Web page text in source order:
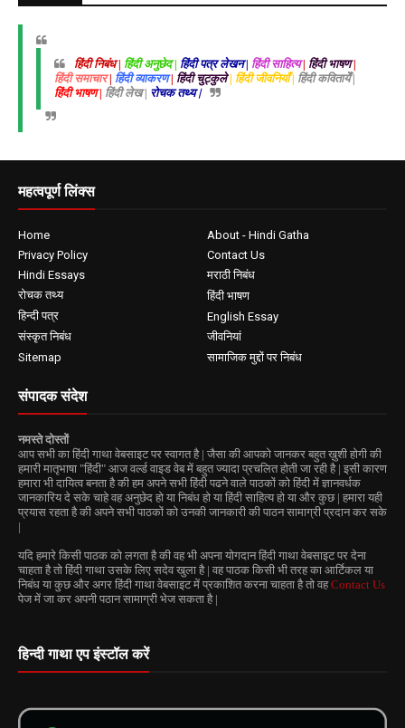
हिंदी निबंध | हिंदी अनुछेद | हिंदी पत्र लेखन | हिंदी साहित्य| हिंदी भाषण|
हिंदी समाचार| हिंदी व्याकरण| हिंदी चुट्कुले| हिंदी जीवनियाँ | हिंदी कवितायेँ |
हिंदी भाषण | हिंदी लेख | रोचक तथ्य |
महत्वपूर्ण लिंक्स
Home
About - Hindi Gatha
Privacy Policy
Contact Us
Hindi Essays
मराठी निबंध
रोचक तथ्य
हिंदी भाषण
हिन्दी पत्र
English Essay
संस्कृत निबंध
जीवनियां
Sitemap
सामाजिक मुद्दों पर निबंध
संपादक संदेश
नमस्ते दोस्तों
आप सभी का हिंदी गाथा वेबसाइट पर स्वागत है | जैसा की आपको जानकर बहुत ख़ुशी होगी की
हमारी मातृभाषा "हिंदी" आज वर्ल्ड वाइड वेब में बहुत ज्यादा प्रचलित होती जा रही है | इसी कारण
हमारा भी दायित्व बनता है की हम अपने सभी हिंदी पढने वाले पाठकों को हिंदी में ज्ञानवर्धक
जानकारिय दे सके चाहे वह अनुछेद हो या निबंध हो या हिंदी साहित्य हो या और कुछ | हमारा यही
प्रयास रहता है की अपने सभी पाठकों को उनकी जानकारी की पाठन सामाग्री प्रदान कर सके
|
यदि हमारे किसी पाठक को लगता है की वह भी अपना योगदान हिंदी गाथा वेबसाइट पर देना
चाहता है तो हिंदी गाथा उसके लिए सदेव खुला है | वह पाठक किसी भी तरह का आर्टिकल या
निबंध या कुछ और अगर हिंदी गाथा वेबसाइट में प्रकाशित करना चाहता है तो वहContact Us
पेज में जा कर अपनी पठान सामाग्री भेज सकता है |
हिन्दी गाथा एप इंस्टॉल करें